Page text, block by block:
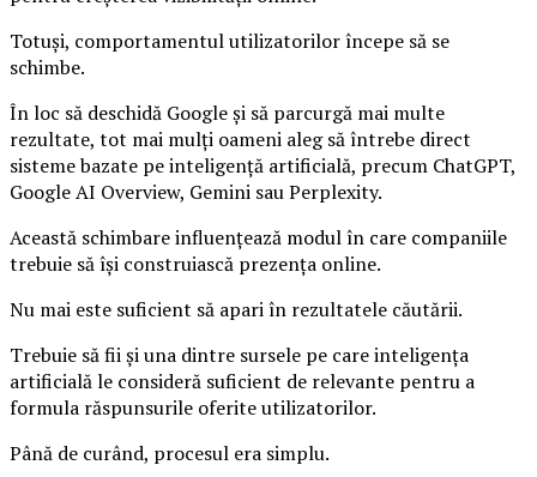
Totuși, comportamentul utilizatorilor începe să se
schimbe.
În loc să deschidă Google și să parcurgă mai multe
rezultate, tot mai mulți oameni aleg să întrebe direct
sisteme bazate pe inteligență artificială, precum ChatGPT,
Google AI Overview, Gemini sau Perplexity.
Această schimbare influențează modul în care companiile
trebuie să își construiască prezența online.
Nu mai este suficient să apari în rezultatele căutării.
Trebuie să fii și una dintre sursele pe care inteligența
artificială le consideră suficient de relevante pentru a
formula răspunsurile oferite utilizatorilor.
Până de curând, procesul era simplu.